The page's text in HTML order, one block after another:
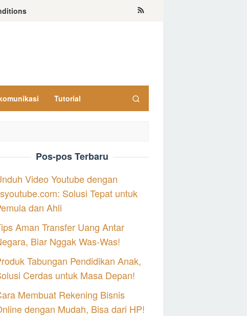
Tutorial
Pos-pos Terbaru
Video Youtube dengan
Solusi Tepat untuk
dan Ahli
Aman Transfer Uang Antar
Biar Nggak Was-Was!
Tabungan Pendidikan Anak,
Cerdas untuk Masa Depan!
Membuat Rekening Bisnis
dengan Mudah, Bisa dari HP!